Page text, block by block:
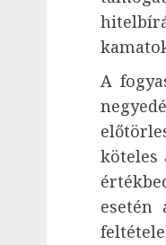
A
köteles
esetén